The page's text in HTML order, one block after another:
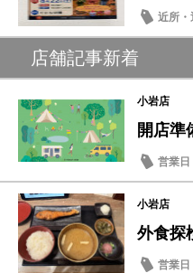
近所・
店舗記事新着
小岩店
開店準
営業日
小岩店
外食探
営業日